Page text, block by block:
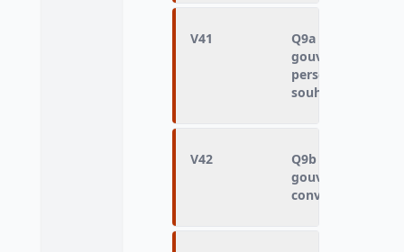
V41
Q9a - En cas
gouvernement a
personnes, aussi
souhaitent, sans
V42
Q9b - En cas
gouvernement a
conversations